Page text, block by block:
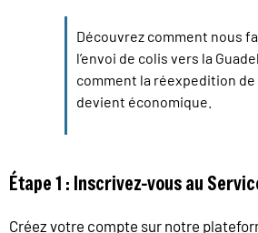
Découvrez comment nous
l’envoi de colis vers la
comment la réexpedition de
devient économique.
Étape 1 : Inscrivez-vous au
Créez votre compte sur notre